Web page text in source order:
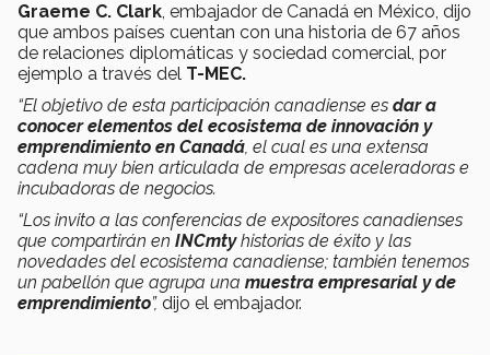
Graeme C. Clark, embajador de Canadá en México, dijo
que ambos países cuentan con una historia de 67 años
de relaciones diplomáticas y sociedad comercial, por
ejemplo a través del T-MEC.
“El objetivo de esta participación canadiense es dar a
conocer elementos del ecosistema de innovación y
emprendimiento en Canadá, el cual es una extensa
cadena muy bien articulada de empresas aceleradoras e
incubadoras de negocios.
“Los invito a las conferencias de expositores canadienses
que compartirán en INCmtyhistorias de éxito y las
novedades del ecosistema canadiense; también tenemos
un pabellón que agrupa una muestra empresarial y de
emprendimiento”, dijo el embajador.